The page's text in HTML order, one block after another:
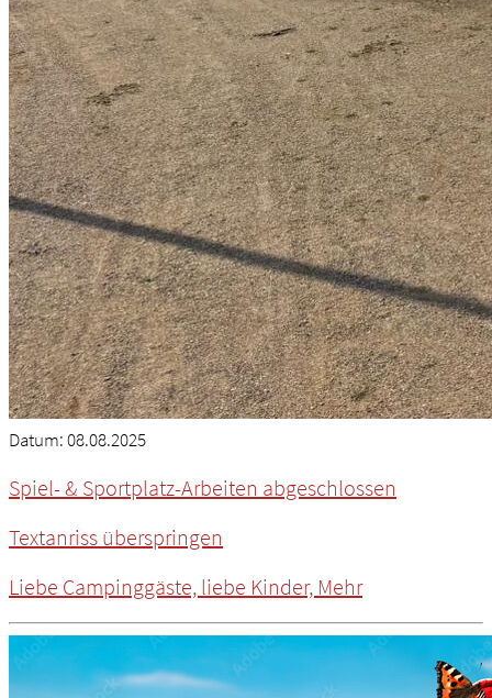
Datum:08.08.2025
Spiel- & Sportplatz-Arbeiten abgeschlossen
Textanriss überspringen
Liebe Campinggäste, liebe Kinder, Mehr